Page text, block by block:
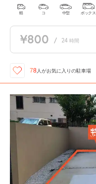
軽 コ 中型 ボックス
¥800 / 24 時間
78 人がお気に入りの駐車場